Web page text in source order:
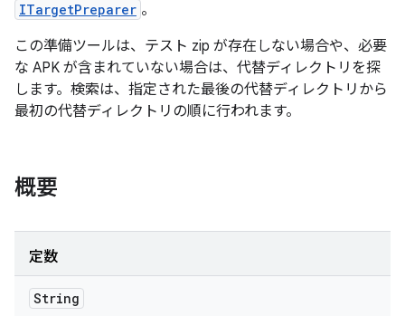
ITargetPreparer 。
この準備ツールは、テスト zip が存在しない場合や、必要
な APK が含まれていない場合は、代替ディレクトリを探
します。検索は、指定された最後の代替ディレクトリから
最初の代替ディレクトリの順に行われます。
概要
定数
String